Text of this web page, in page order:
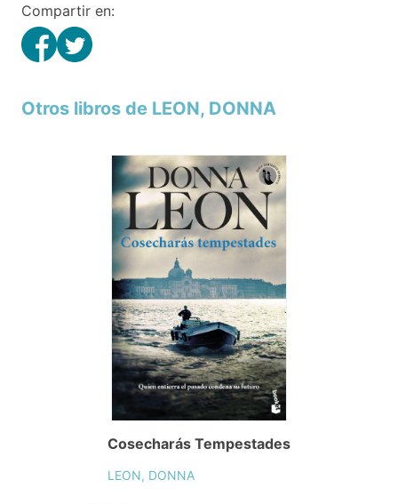
Compartir en:
Otros libros de LEON, DONNA
Cosecharás Tempestades
LEON, DONNA